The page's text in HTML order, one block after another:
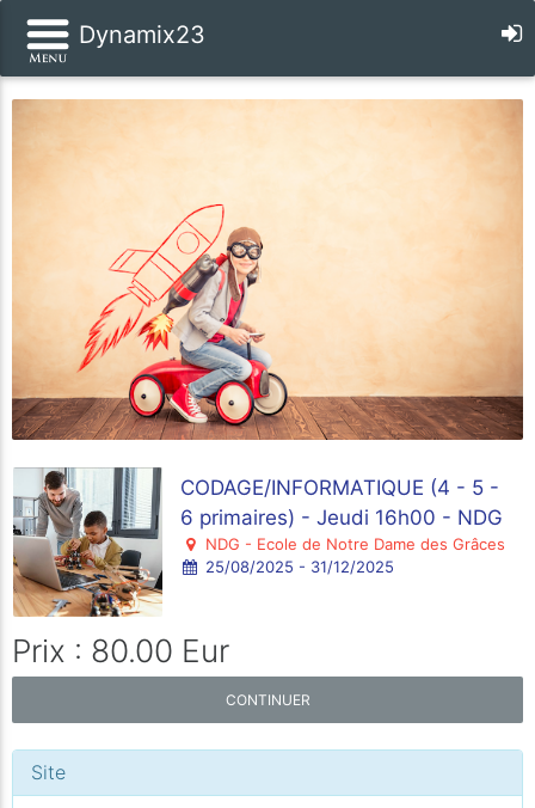
Dynamix23
CODAGE/INFORMATIQUE (4 - 5 -
6 primaires) - Jeudi 16h00 - NDG
NDG - Ecole de Notre Dame des Grâces
25/08/2025 - 31/12/2025
Prix : 80.00 Eur
CONTINUER
Site